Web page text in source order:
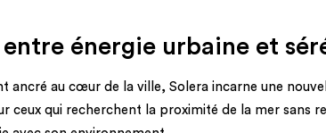
énergie urbaine et
ancré au cœur de la ville, Solera incarne une
ceux qui recherchent la proximité de la mer sans